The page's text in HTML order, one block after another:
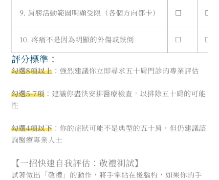
9. 肩膀活動範圍明顯受限（各個方向都卡） ☐ ☐
10. 疼痛不是因為明顯的外傷或跌倒 ☐ ☐
評分標準：
勾選8項以上：強烈建議你立即尋求五十肩門診的專業評估
勾選5-7項：建議你盡快安排醫療檢查，以排除五十肩的可能
性
勾選4項以下：你的症狀可能不是典型的五十肩，但仍建議諮
詢醫療專業人士
【一招快速自我評估：敬禮測試】
試著做出「敬禮」的動作，將手掌貼在後腦杓，如果你的手